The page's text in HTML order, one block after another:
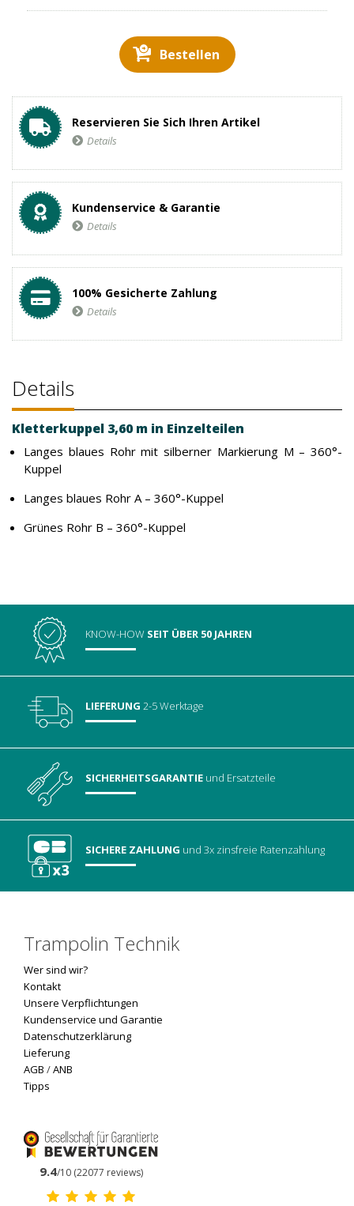
Bestellen
Reservieren Sie Sich Ihren Artikel
Details
Kundenservice & Garantie
Details
100% Gesicherte Zahlung
Details
Details
Kletterkuppel 3,60 m in Einzelteilen
Langes blaues Rohr mit silberner Markierung M – 360°-
Kuppel
Langes blaues Rohr A – 360°-Kuppel
Grünes Rohr B – 360°-Kuppel
KNOW-HOW SEIT ÜBER 50 JAHREN
LIEFERUNG 2-5 Werktage
SICHERHEITSGARANTIE und Ersatzteile
SICHERE ZAHLUNG und 3x zinsfreie Ratenzahlung
Trampolin Technik
Wer sind wir?
Kontakt
Unsere Verpflichtungen
Kundenservice und Garantie
Datenschutzerklärung
Lieferung
AGB /ANB
Tipps
9.4/10 (22077 reviews)